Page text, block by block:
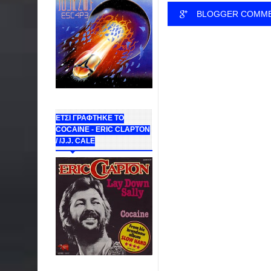
ΕΤΣΙ ΓΡΑΦΤΗΚΕ ΤΟ
COCAINE - ERIC CLAPTON
/ /J.J. CALE
BLOGGER